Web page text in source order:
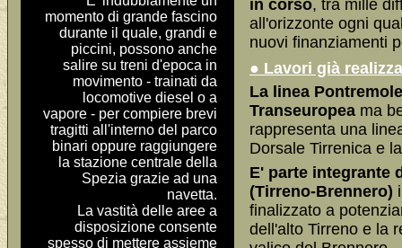
momento di grande fascino
durante il quale, grandi e
piccini, possono anche
salire su treni d'epoca in
movimento - trainati da
locomotive diesel o a
vapore - per compiere brevi
tragitti all'interno del parco
binari oppure raggiungere
la stazione centrale della
Spezia grazie ad una
navetta.
La vastità delle aree a
disposizione consente
spesso di mettere assieme
in corso, tra mille
all'orizzonte ogni
nuovi finanziamenti
● Lavori già
La linea
Transeuropea ma
rappresenta una
Dorsale Tirrenica e
E' parte integrante
(Tirreno-Brennero)
finalizzato a
dell'alto Tirreno e la